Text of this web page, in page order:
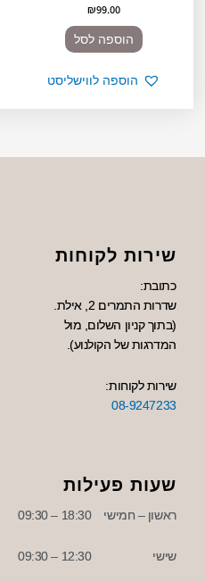
₪99.00
הוספה לסל
הוספה לווישליסט
שירות לקוחות
כתובת:
שדרות התמרים 2, אילת.
(בתוך קניון השלום, מול
המדרגות של הקולנוע).
שירות לקוחות:
08-9247233
שעות פעילות
ראשון – חמישי
שישי
18:30 – 09:30
12:30 – 09:30